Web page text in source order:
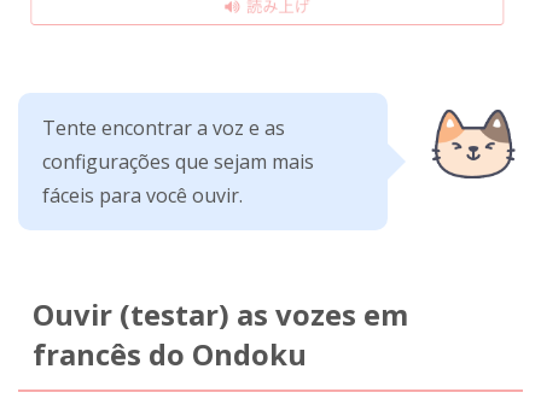
Tente encontrar a voz e as
configurações que sejam mais
fáceis para você ouvir.
Ouvir (testar) as vozes em
francês do Ondoku